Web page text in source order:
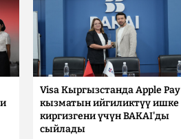
Visa Кыргызстанда Apple Pay
кызматын ийгиликтүү ишке
киргизгени үчүн BAKAI'ды
сыйлады